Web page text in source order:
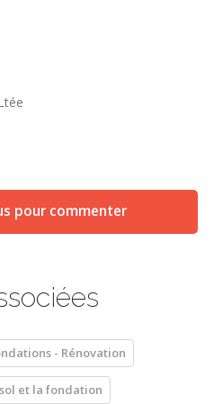
pour commenter
- Rénovation
et la fondation